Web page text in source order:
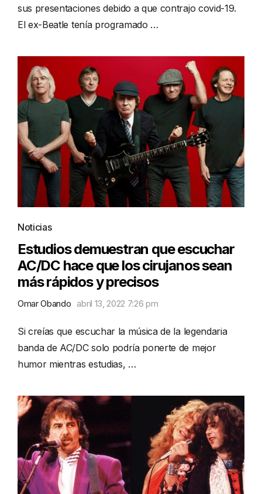
sus presentaciones debido a que contrajo covid-19.
El ex-Beatle tenía programado …
Noticias
Estudios demuestran que escuchar
AC/DC hace que los cirujanos sean
más rápidos y precisos
Omar Obando abril 13, 2022 7:26 pm
Si creías que escuchar la música de la legendaria
banda de AC/DC solo podría ponerte de mejor
humor mientras estudias, …